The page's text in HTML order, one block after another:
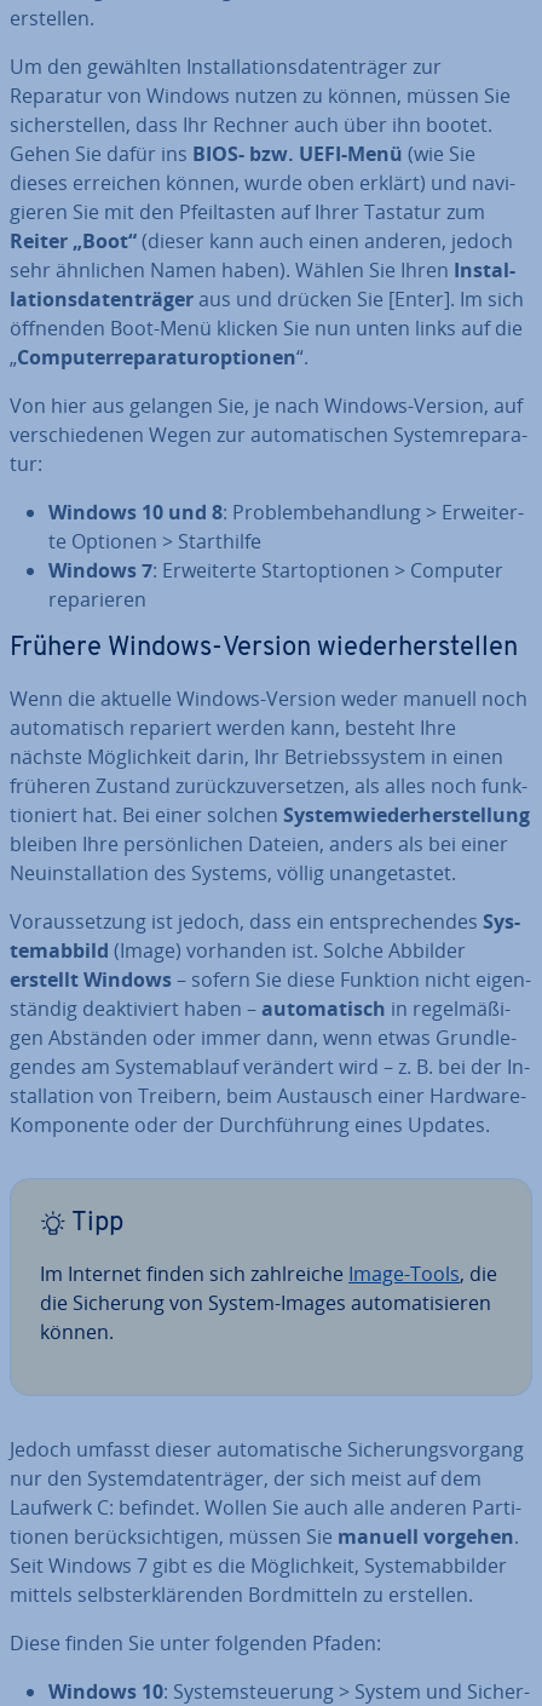
erstellen.
Um den gewählten In­stal­la­ti­ons­da­ten­trä­ger zur
Reparatur von Windows nutzen zu können, müssen Sie
si­cher­stel­len, dass Ihr Rechner auch über ihn bootet.
Gehen Sie dafür ins BIOS- bzw. UEFI-Menü (wie Sie
dieses erreichen können, wurde oben erklärt) und na­vi­
gie­ren Sie mit den Pfeil­tas­ten auf Ihrer Tastatur zum
Reiter „Boot“(dieser kann auch einen anderen, jedoch
sehr ähnlichen Namen haben). Wählen Sie Ihren In­stal­
la­ti­ons­da­ten­trä­geraus und drücken Sie [Enter]. Im sich
öffnenden Boot-Menü klicken Sie nun unten links auf die
„Com­pu­ter­repa­ra­tur­op­tio­nen“.
Von hier aus gelangen Sie, je nach Windows-Version, auf
ver­schie­de­nen Wegen zur au­to­ma­ti­schen Sys­tem­re­pa­ra­
tur:
Windows 10 und 8: Pro­blem­be­hand­lung > Er­wei­ter­
te Optionen > Start­hil­fe
Windows 7: Er­wei­ter­te Start­op­tio­nen > Computer
re­pa­rie­ren
Frühere Windows-Version wie­der­her­stel­len
Wenn die aktuelle Windows-Version weder manuell noch
au­to­ma­tisch repariert werden kann, besteht Ihre
nächste Mög­lich­keit darin, Ihr Be­triebs­sys­tem in einen
früheren Zustand zu­rück­zu­ver­set­zen, als alles noch funk­
tio­niert hat. Bei einer solchen Sys­tem­wie­der­her­stel­lung
bleiben Ihre per­sön­li­chen Dateien, anders als bei einer
Neu­in­stal­la­ti­on des Systems, völlig un­an­ge­tas­tet.
Vor­aus­set­zung ist jedoch, dass ein ent­spre­chen­des Sys­
tem­ab­bild (Image) vorhanden ist. Solche Abbilder
erstellt Windows– sofern Sie diese Funktion nicht ei­gen­
stän­dig de­ak­ti­viert haben –au­to­ma­tisch in re­gel­mä­ßi­
gen Abständen oder immer dann, wenn etwas Grund­le­
gen­des am Sys­tem­ab­lauf verändert wird – z. B. bei der In­
stal­la­ti­on von Treibern, beim Austausch einer Hardware-
Kom­po­nen­te oder der Durch­füh­rung eines Updates.
Tipp
Im Internet finden sich zahl­rei­che Image-Tools, die
die Sicherung von System-Images au­to­ma­ti­sie­ren
können.
Jedoch umfasst dieser au­to­ma­ti­sche Si­che­rungs­vor­gang
nur den Sys­tem­da­ten­trä­ger, der sich meist auf dem
Laufwerk C: befindet. Wollen Sie auch alle anderen Par­ti­
tio­nen be­rück­sich­ti­gen, müssen Sie manuell vorgehen.
Seit Windows 7 gibt es die Mög­lich­keit, Sys­tem­ab­bil­der
mittels selbst­er­klä­ren­den Bord­mit­teln zu erstellen.
Diese finden Sie unter folgenden Pfaden:
Windows 10: Sys­tem­steue­rung > System und Si­cher­